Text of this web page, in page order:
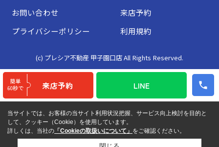
お問い合わせ
来店予約
プライバシーポリシー
利用規約
(c) プレシア不動産 甲子園口店 All Rights Reserved.
来店予約 LINE
当サイトでは、お客様の当サイト利用状況把握、サービス向上検討を目的と
して、クッキー（Cookie）を使用しています。
詳しくは、当社の 「Cookieの取扱いについて」 をご確認ください。